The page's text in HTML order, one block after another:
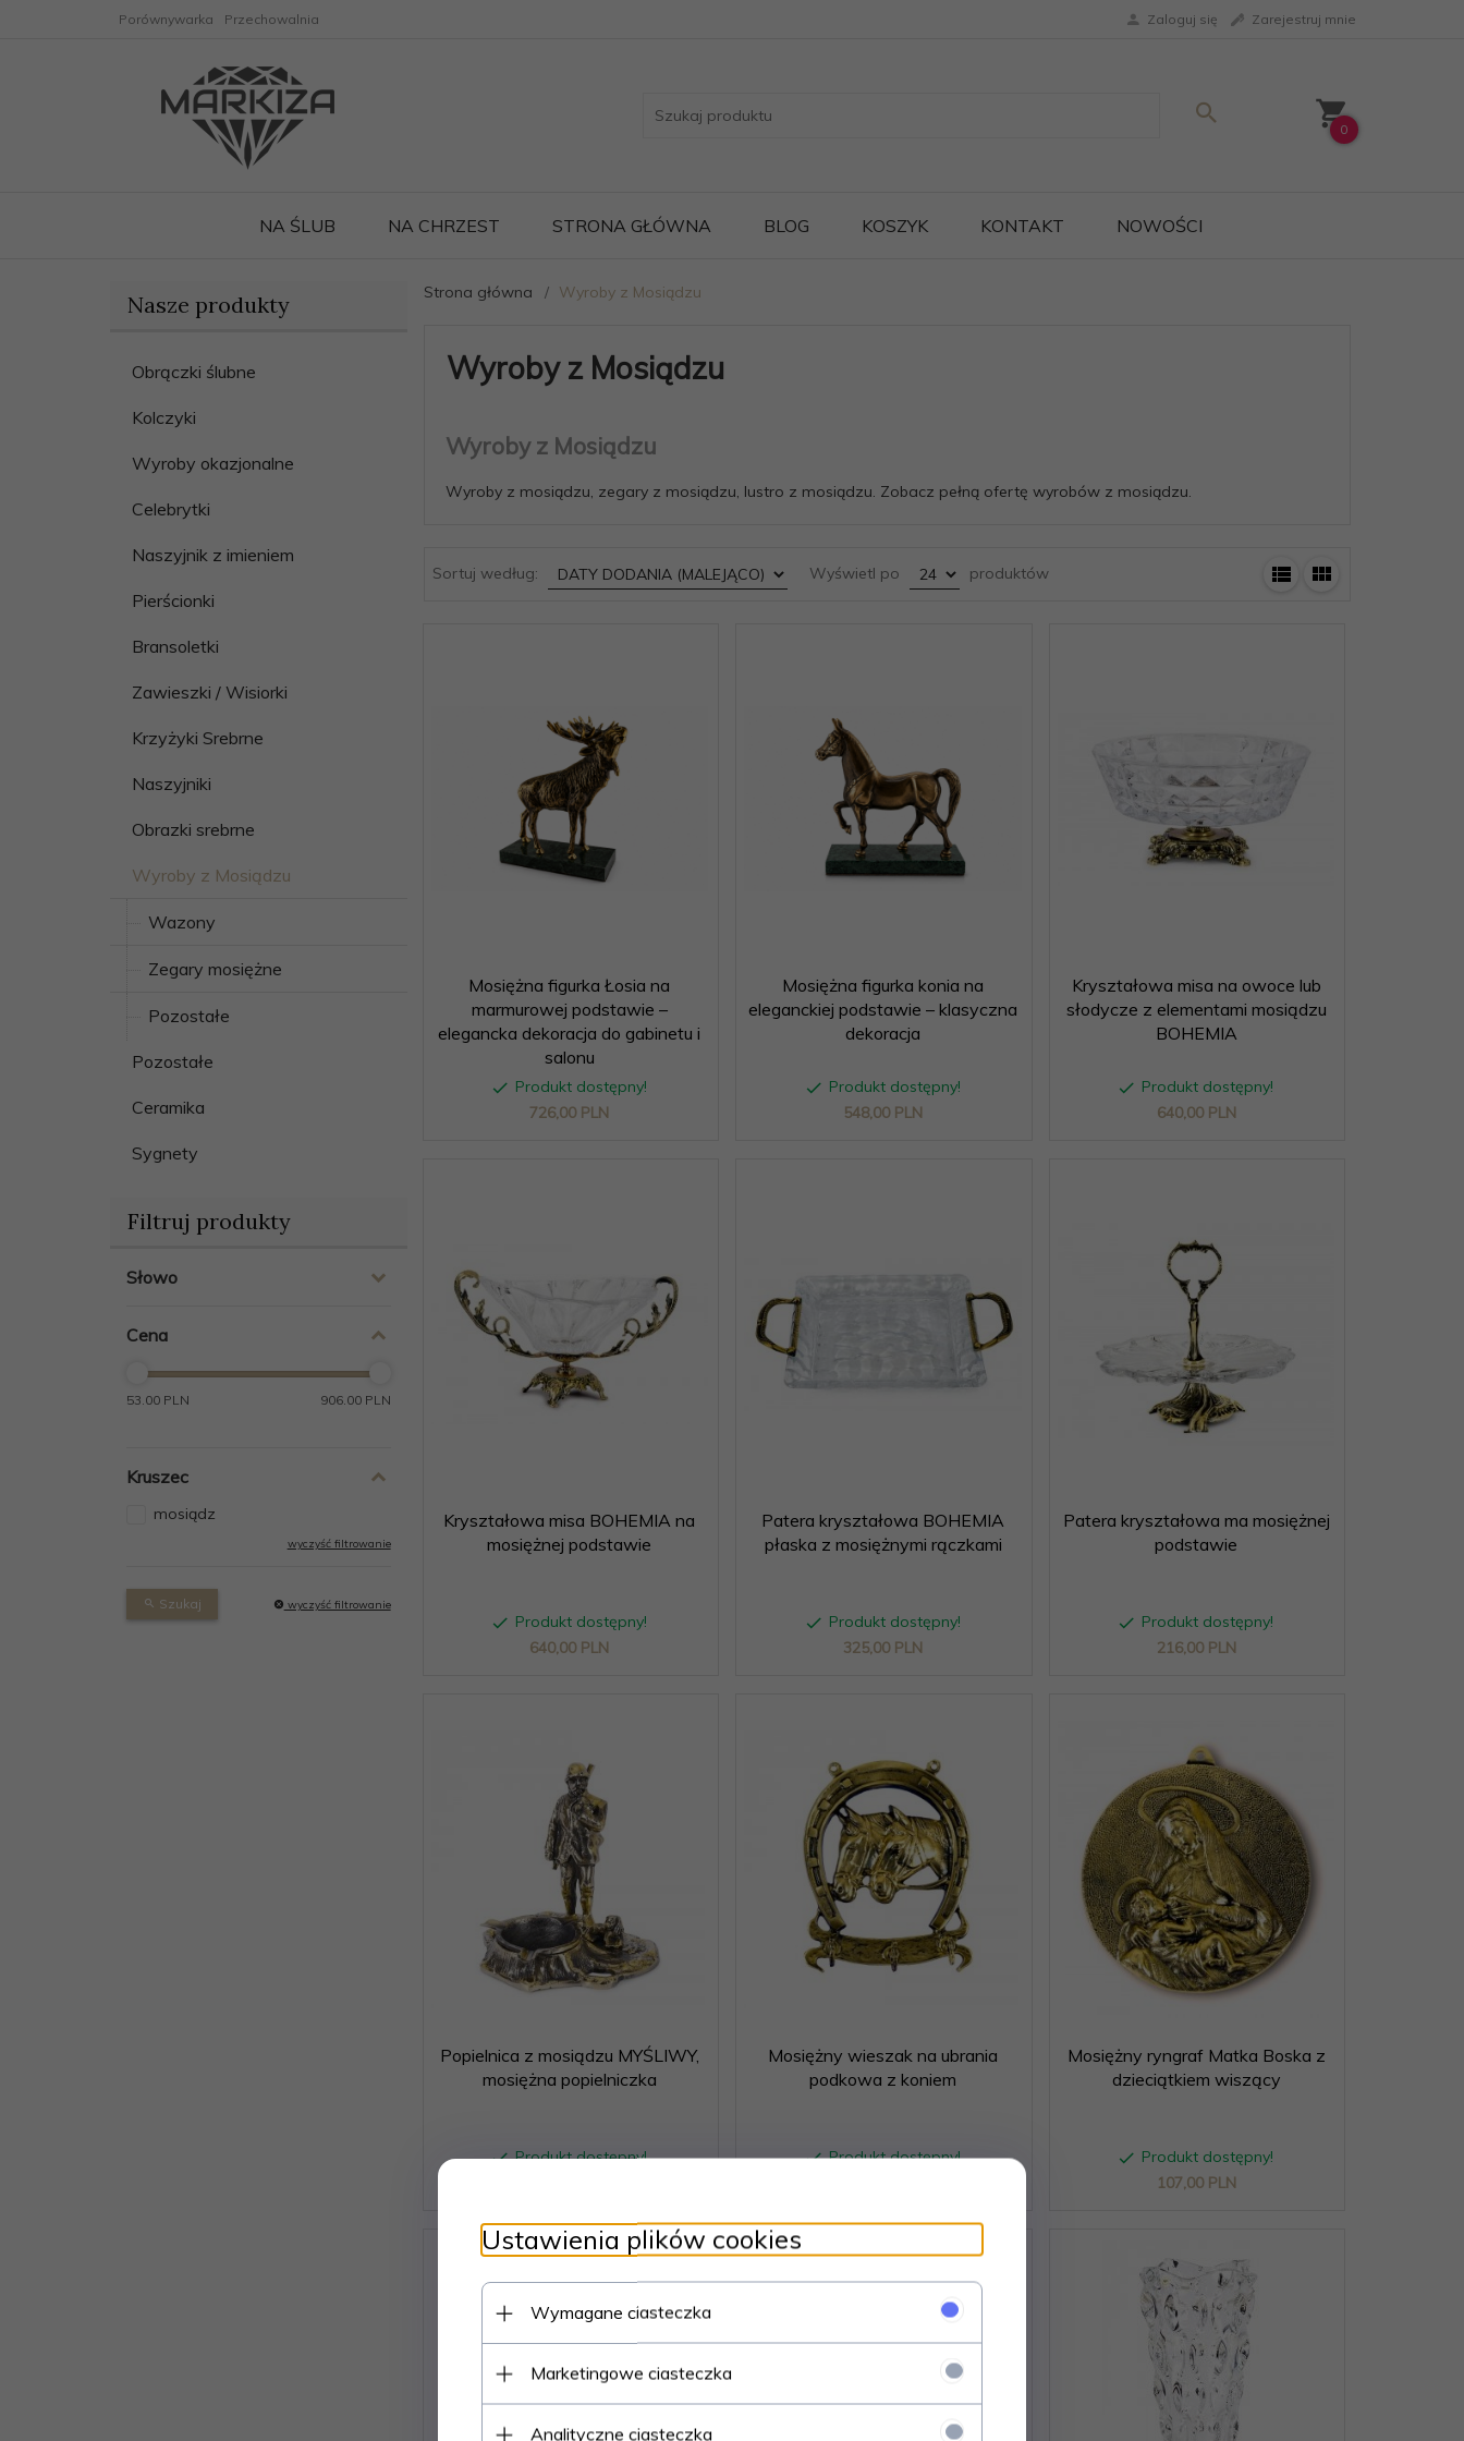
Porównywarka Przechowalnia Zaloguj się Zarejestruj mnie
0
NA ŚLUB NA CHRZEST STRONA GŁÓWNA BLOG KOSZYK KONTAKT NOWOŚCI
Nasze produkty
Obrączki ślubne
Kolczyki
Wyroby okazjonalne
Celebrytki
Naszyjnik z imieniem
Pierścionki
Bransoletki
Zawieszki / Wisiorki
Krzyżyki Srebrne
Naszyjniki
Obrazki srebrne
Wyroby z Mosiądzu
Wazony
Zegary mosiężne
Pozostałe
Pozostałe
Ceramika
Sygnety
Filtruj produkty
Słowo
Cena
53.00 PLN 906.00 PLN
Kruszec
mosiądz
wyczyść filtrowanie
Szukaj wyczyść filtrowanie
Strona główna Wyroby z Mosiądzu
Wyroby z Mosiądzu
Wyroby z Mosiądzu
Wyroby z mosiądzu, zegary z mosiądzu, lustro z mosiądzu. Zobacz pełną ofertę wyrobów z mosiądzu.
Sortuj według: sort Wyświetl po pop produktów
Mosiężna figurka Łosia na
marmurowej podstawie –
elegancka dekoracja do gabinetu i
salonu
Produkt dostępny!
726,00 PLN
Mosiężna figurka konia na
eleganckiej podstawie – klasyczna
dekoracja
Produkt dostępny!
548,00 PLN
Kryształowa misa na owoce lub
słodycze z elementami mosiądzu
BOHEMIA
Produkt dostępny!
640,00 PLN
Kryształowa misa BOHEMIA na
mosiężnej podstawie
Produkt dostępny!
640,00 PLN
Patera kryształowa BOHEMIA
płaska z mosiężnymi rączkami
Produkt dostępny!
325,00 PLN
Patera kryształowa ma mosiężnej
podstawie
Produkt dostępny!
216,00 PLN
Popielnica z mosiądzu MYŚLIWY,
mosiężna popielniczka
Produkt dostępny!
Mosiężny wieszak na ubrania
podkowa z koniem
Produkt dostępny!
Mosiężny ryngraf Matka Boska z
dzieciątkiem wiszący
Produkt dostępny!
107,00 PLN
Ustawienia plików cookies
Wymagane ciasteczka
Marketingowe ciasteczka
Analityczne ciasteczka